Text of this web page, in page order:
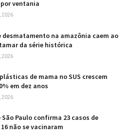
ventania
2026
desmatamento na amazônia caem ao
da série histórica
2026
de mama no SUS crescem
em dez anos
2026
São Paulo confirma 23 casos de
não se vacinaram